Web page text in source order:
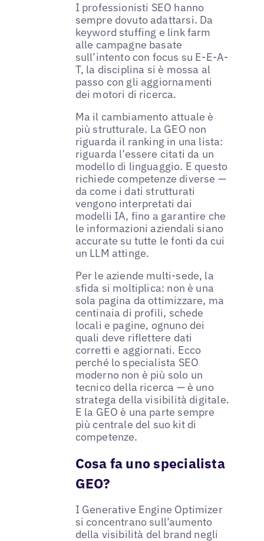
I professionisti SEO hanno
sempre dovuto adattarsi. Da
keyword stuffing e link farm
alle campagne basate
sull’intento con focus su E-E-A-
T, la disciplina si è mossa al
passo con gli aggiornamenti
dei motori di ricerca.
Ma il cambiamento attuale è
più strutturale. La GEO non
riguarda il ranking in una lista:
riguarda l’essere citati da un
modello di linguaggio. E questo
richiede competenze diverse —
da come i dati strutturati
vengono interpretati dai
modelli IA, fino a garantire che
le informazioni aziendali siano
accurate su tutte le fonti da cui
un LLM attinge.
Per le aziende multi-sede, la
sfida si moltiplica: non è una
sola pagina da ottimizzare, ma
centinaia di profili, schede
locali e pagine, ognuno dei
quali deve riflettere dati
corretti e aggiornati. Ecco
perché lo specialista SEO
moderno non è più solo un
tecnico della ricerca — è uno
stratega della visibilità digitale.
E la GEO è una parte sempre
più centrale del suo kit di
competenze.
Cosa fa uno specialista
GEO?
I Generative Engine Optimizer
si concentrano sull’aumento
della visibilità del brand negli